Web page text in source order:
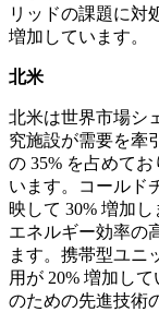
リッドの課題に対
増加しています。
北米
北米は世界市場シ
究施設が需要を牽
の 35% を占めて
います。コールド
映して 30% 増加
エネルギー効率の
ます。携帯型ユニ
用が 20% 増加し
のための先進技術